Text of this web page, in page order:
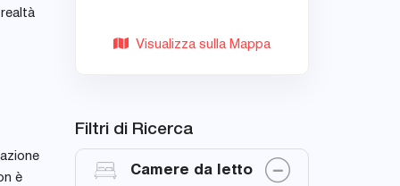
è
Visualizza sulla Mappa
Filtri di Ricerca
Camere da letto